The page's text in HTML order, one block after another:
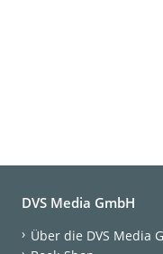
DVS Media GmbH
Über die DVS Media